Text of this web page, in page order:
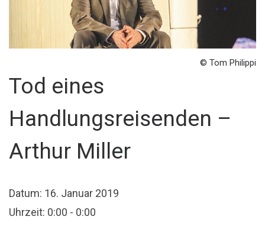
© Tom Philippi
Tod eines
Handlungsreisenden –
Arthur Miller
Datum: 16. Januar 2019
Uhrzeit: 0:00 - 0:00